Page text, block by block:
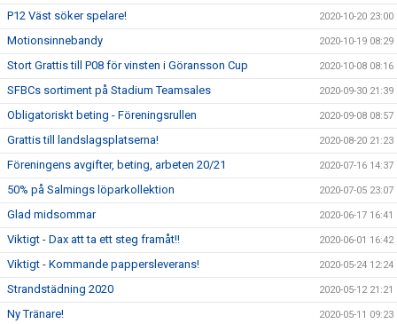
P12 Väst söker spelare! 2020-10-20 23:00
Motionsinnebandy 2020-10-19 08:29
Stort Grattis till P08 för vinsten i Göransson Cup 2020-10-08 08:16
SFBCs sortiment på Stadium Teamsales 2020-09-30 21:39
Obligatoriskt beting - Föreningsrullen 2020-09-08 08:57
Grattis till landslagsplatserna! 2020-08-20 21:23
Föreningens avgifter, beting, arbeten 20/21 2020-07-16 14:37
50% på Salmings löparkollektion 2020-07-05 23:07
Glad midsommar 2020-06-17 16:41
Viktigt - Dax att ta ett steg framåt!! 2020-06-01 16:42
Viktigt - Kommande pappersleverans! 2020-05-24 12:24
Strandstädning 2020 2020-05-12 21:21
Ny Tränare! 2020-05-11 09:23